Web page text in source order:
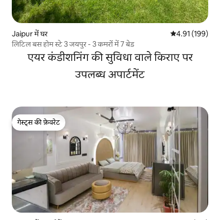
Jaipur में घर औसत रेटिंग 5 में से
4.91 (199)
लिटिल बस होम स्टे 3 जयपुर - 3 कमरों में 7 बेड
एयर कंडीशनिंग की सुविधा वाले किराए पर
उपलब्ध अपार्टमेंट
गेस्ट्स की फ़ेवरेट
गेस्ट्स की फ़ेवरेट